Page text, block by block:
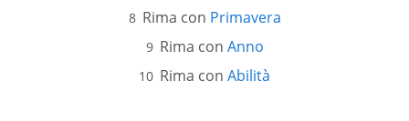
Rima con Primavera
Rima con Anno
Rima con Abilità